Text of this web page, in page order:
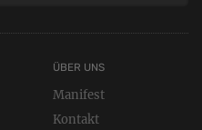
ÜBER UNS
Manifest
Kontakt